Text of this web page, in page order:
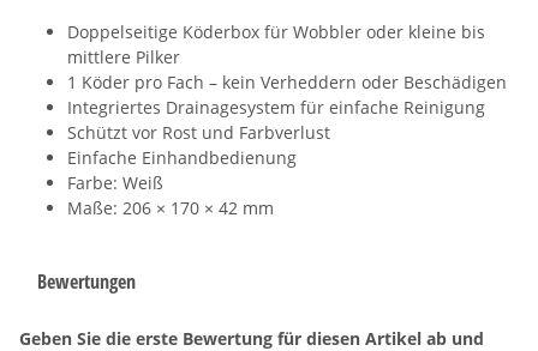
Doppelseitige Köderbox für Wobbler oder kleine bis
mittlere Pilker
1 Köder pro Fach – kein Verheddern oder Beschädigen
Integriertes Drainagesystem für einfache Reinigung
Schützt vor Rost und Farbverlust
Einfache Einhandbedienung
Farbe: Weiß
Maße: 206 × 170 × 42 mm
Bewertungen
Geben Sie die erste Bewertung für diesen Artikel ab und